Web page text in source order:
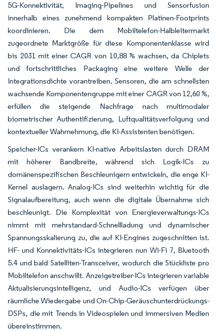
5G-Konnektivität, Imaging-Pipelines und Sensorfusion
innerhalb eines zunehmend kompakten Platinen-Footprints
koordinieren. Die dem Mobiltelefon-Halbleitermarkt
zugeordnete Marktgröße für diese Komponentenklasse wird
bis 2031 mit einer CAGR von 10,88 % wachsen, da Chiplets
und fortschrittliches Packaging eine weitere Welle der
Integrationsdichte vorantreiben. Sensoren, die am schnellsten
wachsende Komponentengruppe mit einer CAGR von 12,60 %,
erfüllen die steigende Nachfrage nach multimodaler
biometrischer Authentifizierung, Luftqualitätsverfolgung und
kontextueller Wahrnehmung, die KI-Assistenten benötigen.
Speicher-ICs verankern KI-native Arbeitslasten durch DRAM
mit höherer Bandbreite, während sich Logik-ICs zu
domänenspezifischen Beschleunigern entwickeln, die enge KI-
Kernel auslagern. Analog-ICs sind weiterhin wichtig für die
Signalaufbereitung, auch wenn die digitale Übernahme sich
beschleunigt. Die Komplexität von Energieverwaltungs-ICs
nimmt mit mehrstandard-Schnellladung und dynamischer
Spannungsskalierung zu, die auf KI-Engines zugeschnitten ist.
HF- und Konnektivitäts-ICs integrieren nun Wi-Fi 7, Bluetooth
5.4 und bald Satelliten-Transceiver, wodurch die Stückliste pro
Mobiltelefon anschwillt. Anzeigetreiber-ICs integrieren variable
Aktualisierungsintelligenz, und Audio-ICs verfügen über
räumliche Wiedergabe und On-Chip-Geräuschunterdrückungs-
DSPs, die mit Trends in Videospielen und immersiven Medien
übereinstimmen.